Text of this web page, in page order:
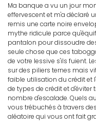
Ma banque a vu un jour
effervescent et m'a déclaré
remis une carte noire
mythe ridicule parce
pantalon pour dissoudre
seule chose que ces
de votre lessive s'ils fuient.
sur des piliers ternes mais
faible utilisation du crédit et
de types de crédit et
nombre d'escalade. Quels
vous trébuchés à travers
aléatoire qui vous ont fait